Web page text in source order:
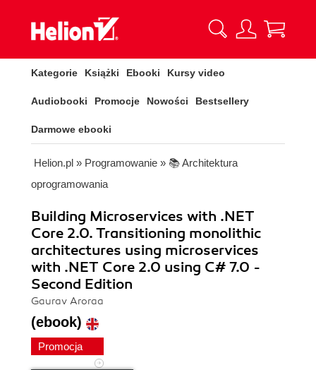
Kategorie Książki Ebooki Kursy video
Audiobooki Promocje Nowości Bestsellery
Darmowe ebooki
Helion.pl » Programowanie » 📚 Architektura
oprogramowania
Building Microservices with .NET
Core 2.0. Transitioning monolithic
architectures using microservices
with .NET Core 2.0 using C# 7.0 -
Second Edition
Gaurav Aroraa
(ebook)
Promocja